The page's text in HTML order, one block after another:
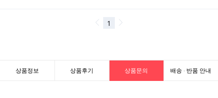
상품정보 상품후기 상품문의 배송 · 반품 안내